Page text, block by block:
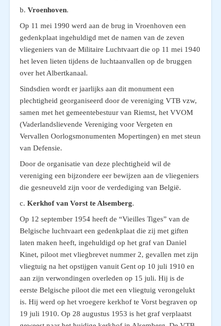
b. Vroenhoven.
Op 11 mei 1990 werd aan de brug in Vroenhoven een
gedenkplaat ingehuldigd met de namen van de zeven
vliegeniers van de Militaire Luchtvaart die op 11 mei 1940
het leven lieten tijdens de luchtaanvallen op de bruggen
over het Albertkanaal.
Sindsdien wordt er jaarlijks aan dit monument een
plechtigheid georganiseerd door de vereniging VTB vzw,
samen met het gemeentebestuur van Riemst, het VVOM
(Vaderlandslievende Vereniging voor Vergeten en
Vervallen Oorlogsmonumenten Mopertingen) en met steun
van Defensie.
Door de organisatie van deze plechtigheid wil de
vereniging een bijzondere eer bewijzen aan de vliegeniers
die gesneuveld zijn voor de verdediging van België.
c. Kerkhof van Vorst te Alsemberg.
Op 12 september 1954 heeft de “Vieilles Tiges” van de
Belgische luchtvaart een gedenkplaat die zij met giften
laten maken heeft, ingehuldigd op het graf van Daniel
Kinet, piloot met vliegbrevet nummer 2, gevallen met zijn
vliegtuig na het opstijgen vanuit Gent op 10 juli 1910 en
aan zijn verwondingen overleden op 15 juli. Hij is de
eerste Belgische piloot die met een vliegtuig verongelukt
is. Hij werd op het vroegere kerkhof te Vorst begraven op
19 juli 1910. Op 28 augustus 1953 is het graf verplaatst